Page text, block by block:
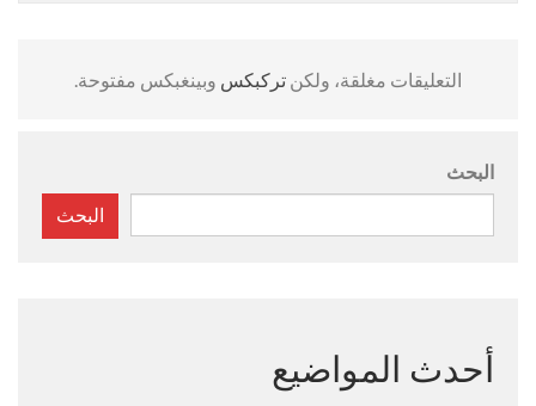
التعليقات مغلقة، ولكن تركبكس وبينغبكس مفتوحة.
البحث
البحث
أحدث المواضيع